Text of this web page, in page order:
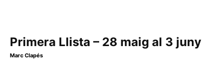
Primera Llista – 28 maig al 3 juny
Marc Clapés